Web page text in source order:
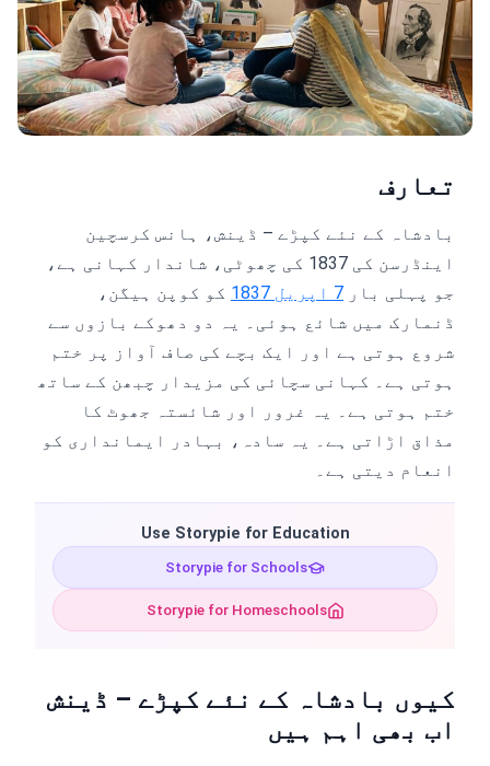
تعارف
بادشاہ کے نئے کپڑے – ڈینش، ہانس کرسچین
اینڈرسن کی 1837 کی چھوٹی، شاندار کہانی ہے،
جو پہلی بار 7 اپریل 1837
کو کوپن ہیگن،
ڈنمارک میں شائع ہوئی۔ یہ دو دھوکے بازوں سے
شروع ہوتی ہے اور ایک بچے کی صاف آواز پر ختم
ہوتی ہے۔ کہانی سچائی کی مزیدار چبھن کے ساتھ
ختم ہوتی ہے۔ یہ غرور اور شائستہ جھوٹ کا
مذاق اڑاتی ہے۔ یہ سادہ، بہادر ایمانداری کو
انعام دیتی ہے۔
Use Storypie for Education
Storypie for Schools
Storypie for Homeschools
کیوں بادشاہ کے نئے کپڑے – ڈینش
اب بھی اہم ہیں